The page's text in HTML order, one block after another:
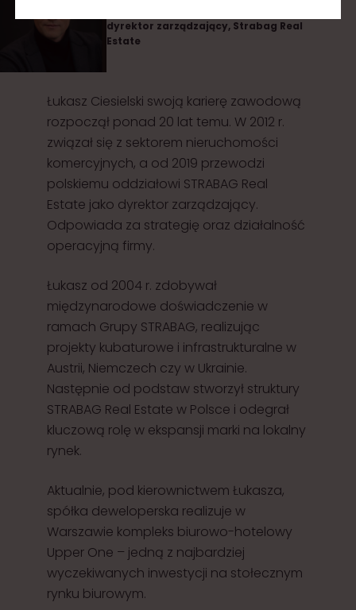
dyrektor zarządzający, Strabag Real
Estate
Łukasz Ciesielski swoją karierę zawodową
rozpoczął ponad 20 lat temu. W 2012 r.
związał się z sektorem nieruchomości
komercyjnych, a od 2019 przewodzi
polskiemu oddziałowi STRABAG Real
Estate jako dyrektor zarządzający.
Odpowiada za strategię oraz działalność
operacyjną firmy.
Łukasz od 2004 r. zdobywał
międzynarodowe doświadczenie w
ramach Grupy STRABAG, realizując
projekty kubaturowe i infrastrukturalne w
Austrii, Niemczech czy w Ukrainie.
Następnie od podstaw stworzył struktury
STRABAG Real Estate w Polsce i odegrał
kluczową rolę w ekspansji marki na lokalny
rynek.
Aktualnie, pod kierownictwem Łukasza,
spółka deweloperska realizuje w
Warszawie kompleks biurowo-hotelowy
Upper One – jedną z najbardziej
wyczekiwanych inwestycji na stołecznym
rynku biurowym.